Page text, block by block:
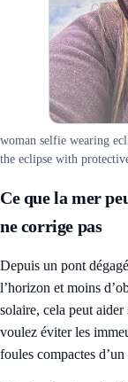
woman selfie wearing
the eclipse with
Ce que la mer
ne corrige pas
Depuis un pont
l’horizon et moins
solaire, cela peut
voulez éviter les
foules compactes